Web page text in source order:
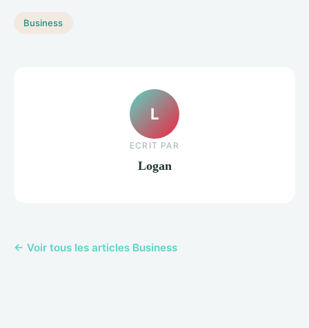
Business
L
ECRIT PAR
Logan
← Voir tous les articles Business